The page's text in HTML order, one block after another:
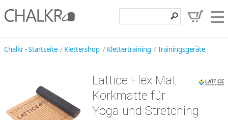
Klettershop
Entdecken
Angebote
Chalkr - Startseite Klettershop Klettertraining Trainingsgeräte
Lattice Flex Mat
Korkmatte für
Yoga und Stretching